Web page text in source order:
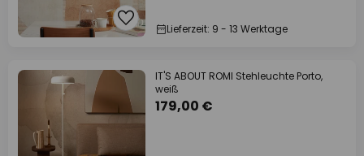
Lieferzeit: 9 - 13 Werktage
IT'S ABOUT ROMI Stehleuchte Porto,
weiß
179,00 €